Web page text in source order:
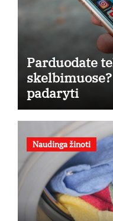
Parduodate
padaryti
Naudinga žinoti